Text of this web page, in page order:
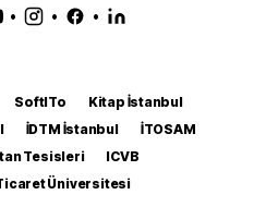
• • •
SoftITo
Kitap İstanbul
İDTM İstanbul
İTOSAM
Tesisleri
ICVB
Üniversitesi